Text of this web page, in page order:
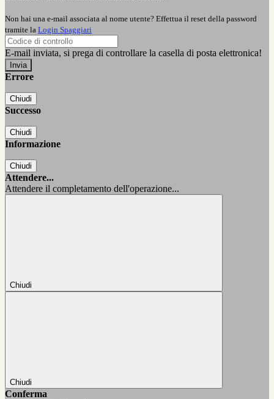
Non hai una e-mail associata al nome utente? Effettua il reset della password
tramite la Login Spaggiari
E-mail inviata, si prega di controllare la casella di posta elettronica!
Errore
Chiudi
Successo
Chiudi
Informazione
Chiudi
Attendere...
Attendere il completamento dell'operazione...
Chiudi
Chiudi
Conferma